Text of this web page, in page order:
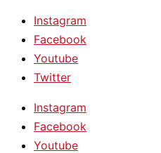
Instagram
Facebook
Youtube
Twitter
Instagram
Facebook
Youtube